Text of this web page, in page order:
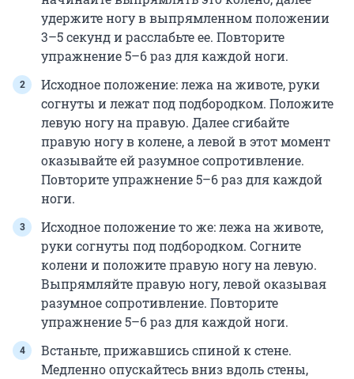
удержите ногу в выпрямленном положении
3–5 секунд и расслабьте ее. Повторите
упражнение 5–6 раз для каждой ноги.
Исходное положение: лежа на животе, руки
согнуты и лежат под подбородком. Положите
левую ногу на правую. Далее сгибайте
правую ногу в колене, а левой в этот момент
оказывайте ей разумное сопротивление.
Повторите упражнение 5–6 раз для каждой
ноги.
Исходное положение то же: лежа на животе,
руки согнуты под подбородком. Согните
колени и положите правую ногу на левую.
Выпрямляйте правую ногу, левой оказывая
разумное сопротивление. Повторите
упражнение 5–6 раз для каждой ноги.
Встаньте, прижавшись спиной к стене.
Медленно опускайтесь вниз вдоль стены,